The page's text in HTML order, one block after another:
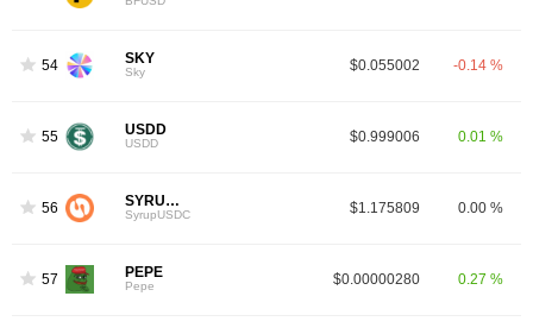
54 SKY
Sky $0.055002 -0.14 %
55 USDD
USDD $0.999006 0.01 %
56 SYRUPUSDC
SyrupUSDC $1.175809 0.00 %
57 PEPE
Pepe $0.00000280 0.27 %